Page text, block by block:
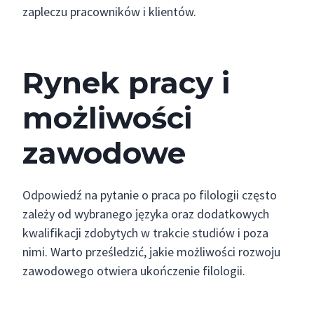
zapleczu pracowników i klientów.
Rynek pracy i
możliwości
zawodowe
Odpowiedź na pytanie o praca po filologii często
zależy od wybranego języka oraz dodatkowych
kwalifikacji zdobytych w trakcie studiów i poza
nimi. Warto prześledzić, jakie możliwości rozwoju
zawodowego otwiera ukończenie filologii.